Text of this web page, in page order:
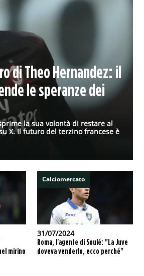
di Theo Hernandez: il
le speranze dei
la sua volontà di restare al
X. Il futuro del terzino francese è
mirino
Calciomercato
31/07/2024
Roma, l'agente di Soulé: "La Juve
doveva venderlo, ecco perché"